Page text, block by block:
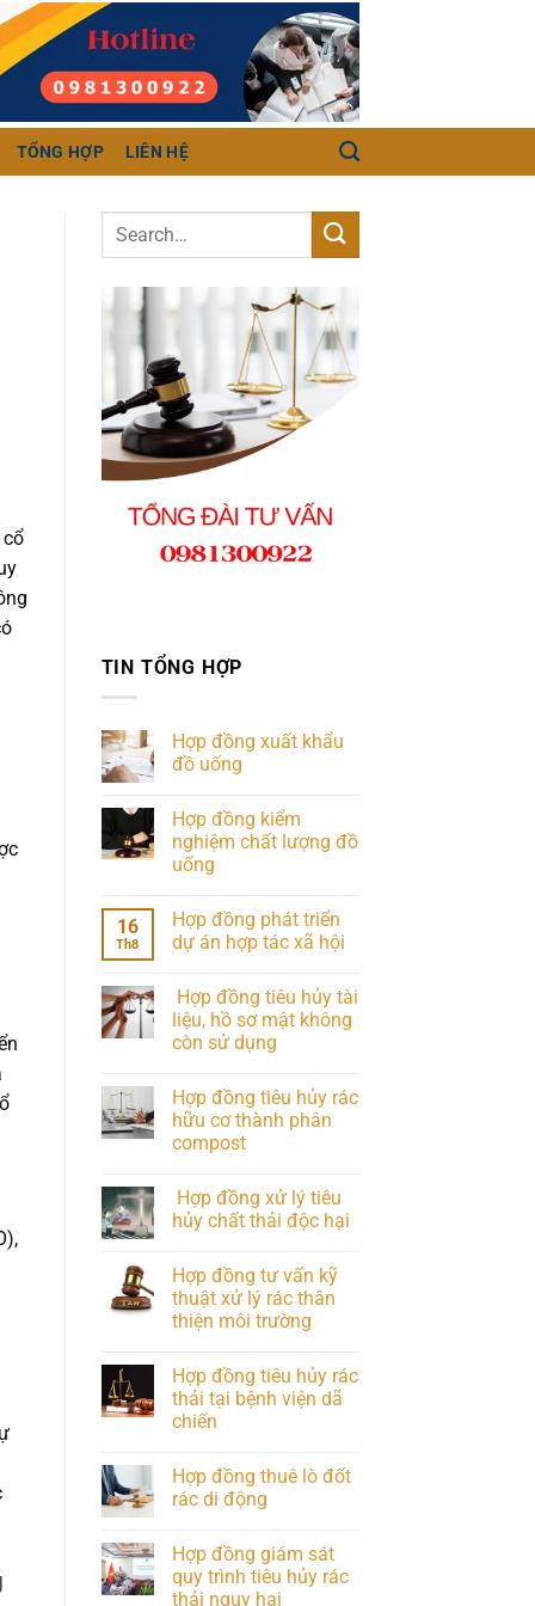
TỔNG HỢP LIÊN HỆ
cổ
TIN TỔNG HỢP
Hợp đồng xuất khẩu
đồ uống
Hợp đồng kiểm
nghiệm chất lượng đồ
uống
16
Th8
Hợp đồng phát triển
dự án hợp tác xã hội
Hợp đồng tiêu hủy tài
liệu, hồ sơ mật không
còn sử dụng
Hợp đồng tiêu hủy rác
hữu cơ thành phân
compost
Hợp đồng xử lý tiêu
hủy chất thải độc hại
Hợp đồng tư vấn kỹ
thuật xử lý rác thân
thiện môi trường
Hợp đồng tiêu hủy rác
thải tại bệnh viện dã
chiến
Hợp đồng thuê lò đốt
rác di động
Hợp đồng giám sát
quy trình tiêu hủy rác
thải nguy hại